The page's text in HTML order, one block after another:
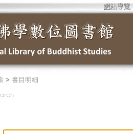
網站導覽
> 書目明細